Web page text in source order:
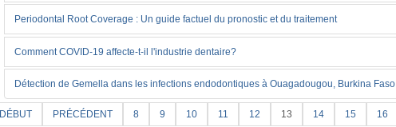
Periodontal Root Coverage : Un guide factuel du pronostic et du traitement
Comment COVID-19 affecte-t-il l'industrie dentaire?
Détection de Gemella dans les infections endodontiques à Ouagadougou, Burkina Faso
DÉBUT PRÉCÉDENT 8 9 10 11 12 13 14 15 16